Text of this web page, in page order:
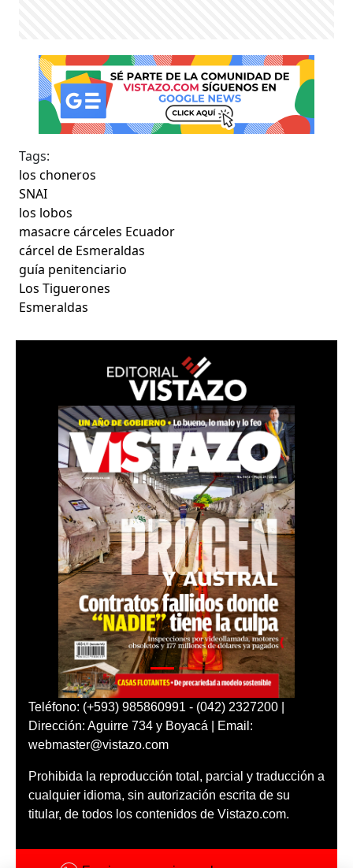
Tags:
los choneros
SNAI
los lobos
masacre cárceles Ecuador
cárcel de Esmeraldas
guía penitenciario
Los Tiguerones
Esmeraldas
Teléfono: (+593) 985860991 - (042) 2327200 |
Dirección: Aguirre 734 y Boyacá | Email:
webmaster@vistazo.com
Prohibida la reproducción total, parcial y traducción a
cualquier idioma, sin autorización escrita de su
titular, de todos los contenidos de Vistazo.com.